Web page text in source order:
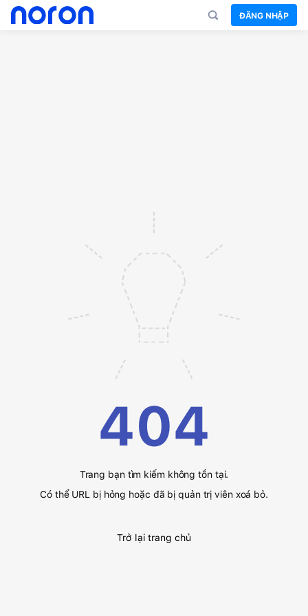
ĐĂNG NHẬP
404
Trang bạn tìm kiếm không tồn tại.
Có thể URL bị hỏng hoặc đã bị quản trị viên xoá bỏ.
Trở lại trang chủ